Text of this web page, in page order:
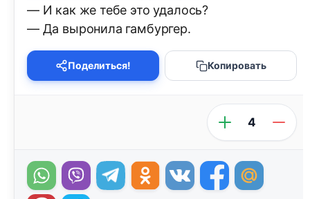
— И как же тебе это удалось?
— Да выронила гамбургер.
Поделиться! Копировать
4